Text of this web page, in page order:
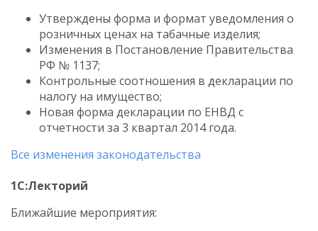
Утверждены форма и формат уведомления о
розничных ценах на табачные изделия;
Изменения в Постановление Правительства
РФ № 1137;
Контрольные соотношения в декларации по
налогу на имущество;
Новая форма декларации по ЕНВД с
отчетности за 3 квартал 2014 года.
Все изменения законодательства
1С:Лекторий
Ближайшие мероприятия: